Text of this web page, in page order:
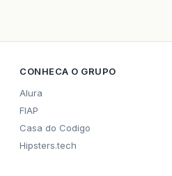
CONHECA O GRUPO
Alura
FIAP
Casa do Codigo
Hipsters.tech